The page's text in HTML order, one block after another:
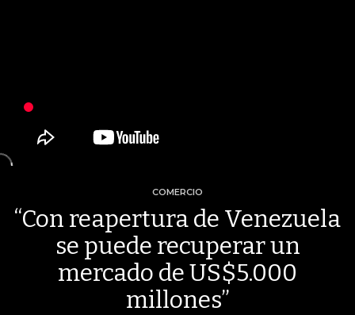
COMERCIO
“Con reapertura de Venezuela
se puede recuperar un
mercado de US$5.000
millones”